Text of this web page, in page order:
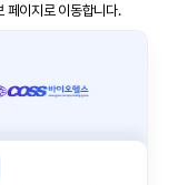
페이지로 이동합니다.